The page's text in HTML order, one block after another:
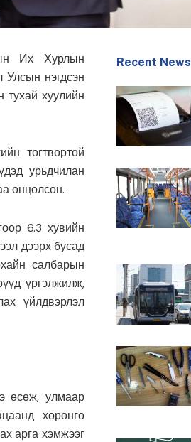
Их Хурлын
нэгдсэн
хуулийн
тогтвортой
урьдчилан
онцолсон.
6.3 хувийн
дээрх бусад
салбарын
үргэлжилж,
үйлдвэрлэл
өсөж, улмаар
хөрөнгө
арга хэмжээг
Recent News